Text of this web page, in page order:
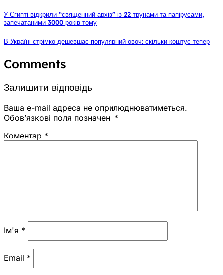
У Єгипті відкрили “священний архів” із 22 трунами та папірусами,
запечатаними 3000 років тому
В Україні стрімко дешевшає популярний овоч: скільки коштує тепер
Comments
Залишити відповідь
Ваша e-mail адреса не оприлюднюватиметься.
Обов’язкові поля позначені *
Коментар *
Ім'я *
Email *